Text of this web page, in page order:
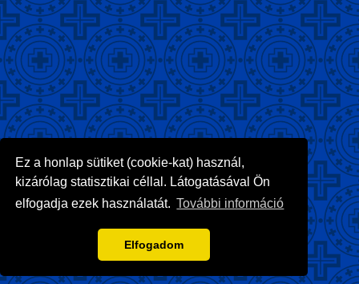
Ez a honlap sütiket (cookie-kat) használ,
kizárólag statisztikai céllal. Látogatásával Ön
elfogadja ezek használatát. További információ
Elfogadom